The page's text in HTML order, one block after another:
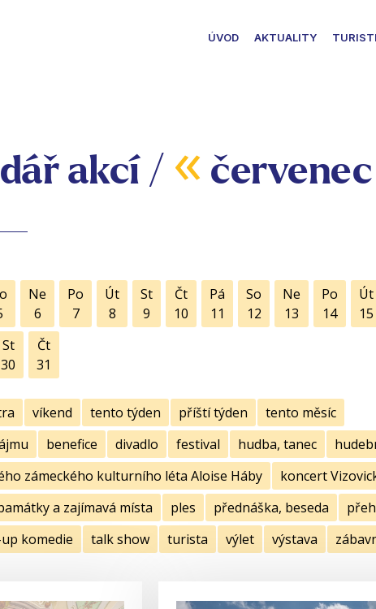
ÚVOD AKTUALITY
akcí / «
Ne
6
Po
7
Út
8
St
9
Čt
10
Pá
11
So
12
Ne
13
Po
14
Út
15
St
30
Čt
31
víkend tento týden příští týden
tento měsíc
benefice divadlo festival hudba, tanec
zámeckého kulturního léta Aloise Háby
koncert
a zajímavá místa ples přednáška, beseda
komedie talk show turista výlet výstava